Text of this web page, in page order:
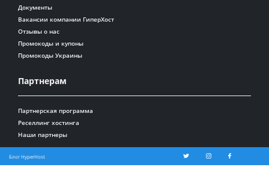
Документы
Вакансии компании ГиперХост
Отзывы о нас
Промокоды и купоны
Промокоды Украины
Партнерам
Партнерская программа
Реселлинг хостинга
Наши партнеры
Блог HyperHost